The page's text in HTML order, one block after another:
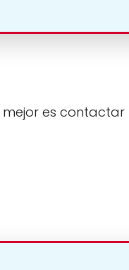
es contactar